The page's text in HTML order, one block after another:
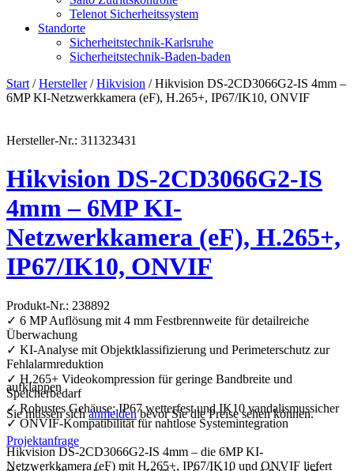
Telenot Sicherheitssystem
Standorte
Sicherheitstechnik-Karlsruhe
Sicherheitstechnik-Baden-baden
Start /Hersteller/Hikvision / Hikvision DS-2CD3066G2-IS 4mm –
6MP KI-Netzwerkkamera (eF), H.265+, IP67/IK10, ONVIF
Hersteller-Nr.: 311323431
Hikvision DS-2CD3066G2-IS
4mm – 6MP KI-
Netzwerkkamera (eF), H.265+,
IP67/IK10, ONVIF
Produkt-Nr.: 238892
✓ 6 MP Auflösung mit 4 mm Festbrennweite für detailreiche
Überwachung
✓ KI-Analyse mit Objektklassifizierung und Perimeterschutz zur
Fehlalarmreduktion
✓ H.265+ Videokompression für geringe Bandbreite und
Speicherbedarf
✓ Robustes Gehäuse: IP67 wetterfest und IK10 vandalismussicher
✓ ONVIF-Kompatibilität für nahtlose Systemintegration
Hikvision DS-2CD3066G2-IS 4mm – die 6MP KI-
Netzwerkkamera (eF) mit H.265+, IP67/IK10 und ONVIF liefert
aufklappen
Sie müssen sichanmeldenbevor Sie die Preise sehen können.
Projektanfrage